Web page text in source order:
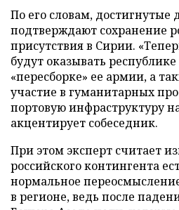
По его словам, достигнутые
подтверждают сохранение
присутствия в Сирии.
будут оказывать
«пересборке» ее армии, а
участие в гуманитарных
портовую инфраструктуру
акцентирует собеседник.
При этом эксперт считает
российского контингента
нормальное
в регионе, ведь после